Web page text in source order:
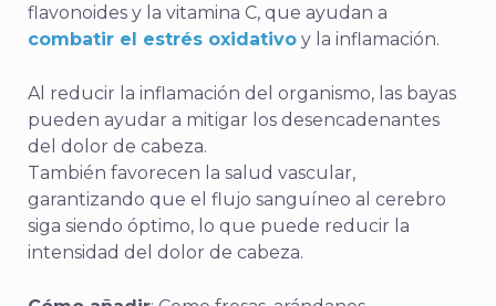
flavonoides y la vitamina C, que ayudan a
combatir el estrés oxidativo y la inflamación.
Al reducir la inflamación del organismo, las bayas
pueden ayudar a mitigar los desencadenantes
del dolor de cabeza.
También favorecen la salud vascular,
garantizando que el flujo sanguíneo al cerebro
siga siendo óptimo, lo que puede reducir la
intensidad del dolor de cabeza.